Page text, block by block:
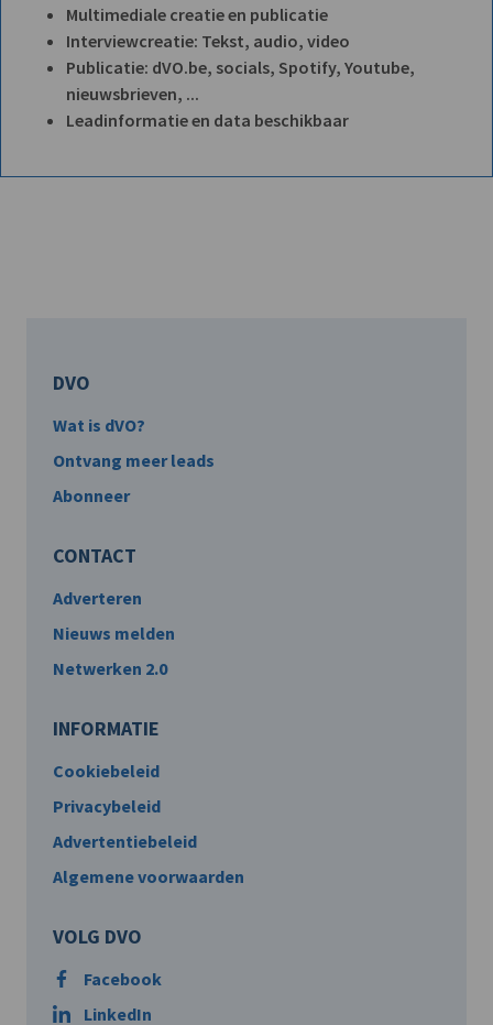
Multimediale creatie en publicatie
Interviewcreatie: Tekst, audio, video
Publicatie: dVO.be, socials, Spotify, Youtube,
nieuwsbrieven, ...
Leadinformatie en data beschikbaar
DVO
Wat is dVO?
Ontvang meer leads
Abonneer
CONTACT
Adverteren
Nieuws melden
Netwerken 2.0
INFORMATIE
Cookiebeleid
Privacybeleid
Advertentiebeleid
Algemene voorwaarden
VOLG DVO
Facebook
LinkedIn